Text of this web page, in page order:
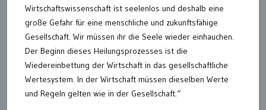
Wirtschaftswissenschaft ist seelenlos und deshalb eine
große Gefahr für eine menschliche und zukunftsfähige
Gesellschaft. Wir müssen ihr die Seele wieder einhauchen.
Der Beginn dieses Heilungsprozesses ist die
Wiedereinbettung der Wirtschaft in das gesellschaftliche
Wertesystem. In der Wirtschaft müssen dieselben Werte
und Regeln gelten wie in der Gesellschaft.“